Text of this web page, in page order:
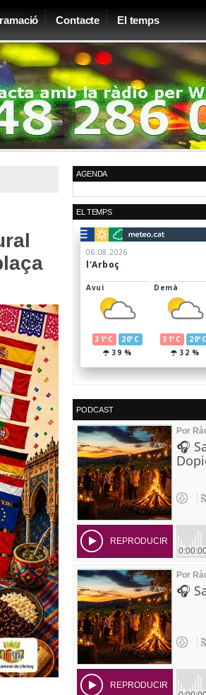
Contacte El temps
AGENDA
EL TEMPS
PODCAST